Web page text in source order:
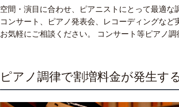
空間・演目に合わせ、ピアニストにとって最適な
コンサート、ピアノ発表会、レコーディングなど
お気軽にご相談ください。
コンサート等ピアノ調
ピアノ調律で割増料金が発生す